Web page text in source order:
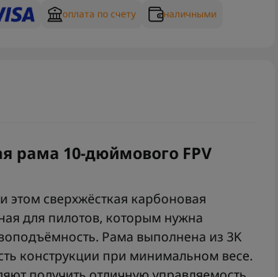
оплата по счету наличными
рама 10-дюймового FPV
этом сверхжёсткая карбоновая
для пилотов, которым нужна
Рама выполнена из 3K
конструкции при минимальном весе.